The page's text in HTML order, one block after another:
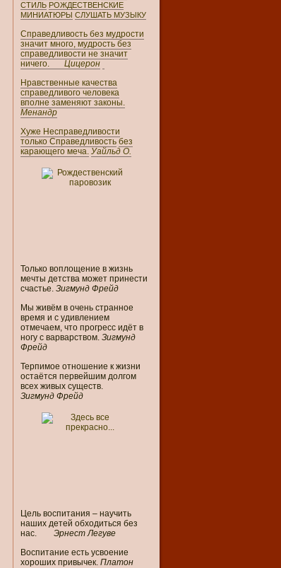
СТИЛЬ РОЖДЕСТВЕНСКИЕ
МИНИАТЮРЫ СЛУШАТЬ МУЗЫКУ
Справедливость без мудрости
значит много, мудрость без
справедливости не значит
ничего.
Цицерон
Нравственные качества
справедливого человека
вполне заменяют законы.
Менандр
Хуже Несправедливости
только Справедливость без
карающего меча. Уайльд О.
Только воплощение в жизнь
мечты детства может принести
счастье. Зигмунд Фрейд
Мы живём в очень странное
время и с удивлением
отмечаем, что прогресс идёт в
ногу с варварством. Зигмунд
Фрейд
Терпимое отношение к жизни
остаётся первейшим долгом
всех живых существ.
Зигмунд Фрейд
Цель воспитания – научить
наших детей обходиться без
нас.
Эрнест Легуве
Воспитание есть усвоение
хороших привычек. Платон